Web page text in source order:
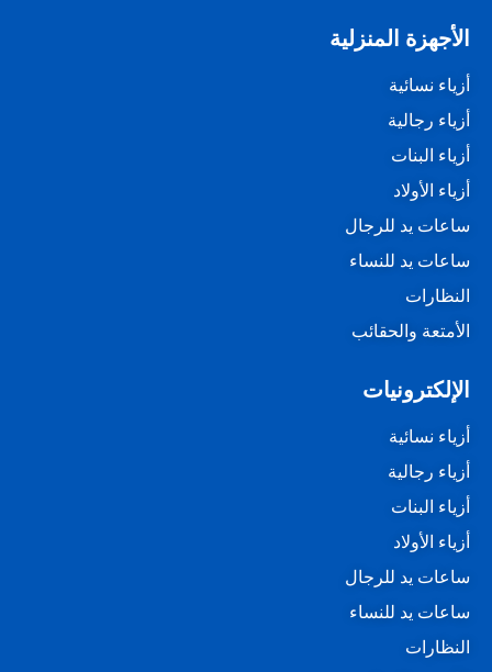
الأجهزة المنزلية
أزياء نسائية
أزياء رجالية
أزياء البنات
أزياء الأولاد
ساعات يد للرجال
ساعات يد للنساء
النظارات
الأمتعة والحقائب
الإلكترونيات
أزياء نسائية
أزياء رجالية
أزياء البنات
أزياء الأولاد
ساعات يد للرجال
ساعات يد للنساء
النظارات